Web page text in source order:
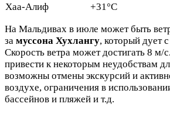
Хаа-Алиф
+31°C
На Мальдивах в июле может быть
за муссона Хухлангу, который дует
Скорость ветра может достигать 8 м/
привести к некоторым неудобствам
возможны отмены экскурсий и
воздухе, ограничения в
бассейнов и пляжей и т.д.